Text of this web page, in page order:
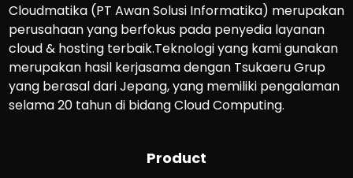
Cloudmatika (PT Awan Solusi Informatika) merupakan
perusahaan yang berfokus pada penyedia layanan
cloud & hosting terbaik.Teknologi yang kami gunakan
merupakan hasil kerjasama dengan Tsukaeru Grup
yang berasal dari Jepang, yang memiliki pengalaman
selama 20 tahun di bidang Cloud Computing.
Product